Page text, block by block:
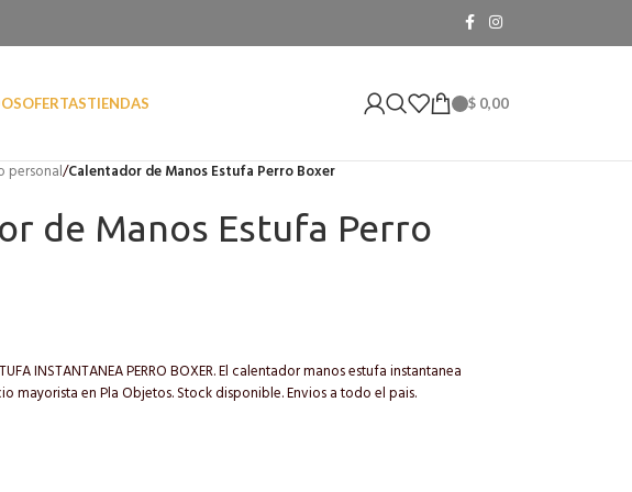
OFERTASTIENDAS $ 0,00
personal/Calentador de Manos Estufa Perro Boxer
de Manos Estufa Perro
INSTANTANEA PERRO BOXER. El calentador manos estufa instantanea
mayorista en Pla Objetos. Stock disponible. Envios a todo el pais.